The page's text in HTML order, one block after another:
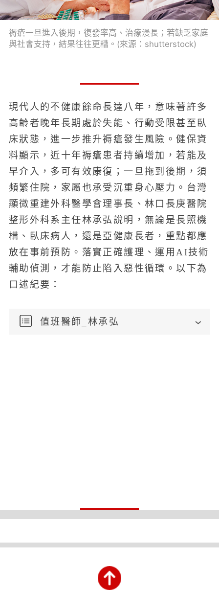
褥瘡一旦進入後期，復發率高、治療漫長；若缺乏家庭
與社會支持，結果往往更糟。(來源：shutterstock)
現代人的不健康餘命長達八年，意味著許多
高齡者晚年長期處於失能、行動受限甚至臥
床狀態，進一步推升褥瘡發生風險。健保資
料顯示，近十年褥瘡患者持續增加，若能及
早介入，多可有效康復；一旦拖到後期，須
頻繁住院，家屬也承受沉重身心壓力。台灣
顯微重建外科醫學會理事長、林口長庚醫院
整形外科系主任林承弘說明，無論是長照機
構、臥床病人，還是亞健康長者，重點都應
放在事前預防。落實正確護理、運用AI技術
輔助偵測，才能防止陷入惡性循環。以下為
口述紀要：
值班醫師_林承弘